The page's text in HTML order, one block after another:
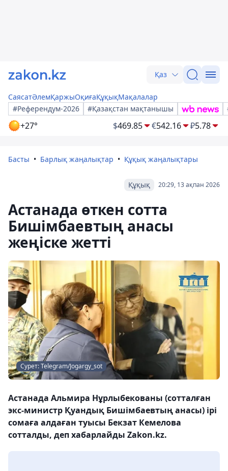
Қаз
СаясатӘлемҚаржыОқиғаҚұқықМақалалар
#Референдум-2026
#Қазақстан мақтанышы
+27° $469.85 €542.16 ₽5.78
Басты Барлық жаңалықтар Құқық жаңалықтары
20:29, 13 ақпан 2026
Құқық
Астанада өткен сотта
Бишімбаевтың анасы
жеңіске жетті
Сурет: Telegram/Jogargy_sot
Астанада Альмира Нұрлыбекованы (сотталған
экс-министр Қуандық Бишімбаевтың анасы) ірі
сомаға алдаған туысы Бекзат Кемелова
сотталды, деп хабарлайды Zakon.kz.